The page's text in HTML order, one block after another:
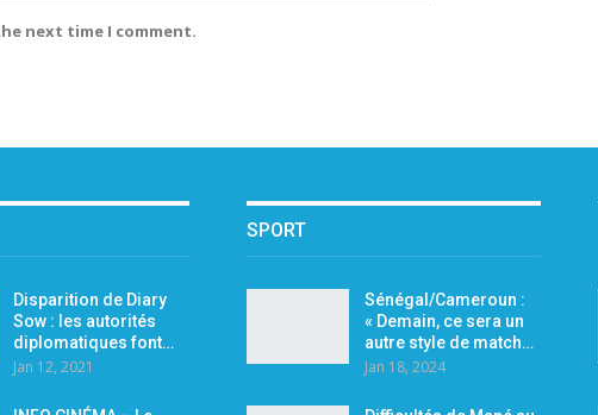
next time I comment.
Disparition de Diary
Sow : les autorités
diplomatiques font…
Jan 12, 2021
SPORT
Sénégal/Cameroun :
« Demain, ce sera un
autre style de match…
Jan 18, 2024